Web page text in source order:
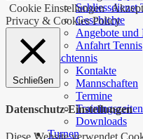
Schliessdienst
Geschichte
Angebote und
Anfahrt Tennis
Tischtennis
Kontakte
Mannschaften
Termine
Trainingszeiten
Downloads
Turnen
Cookie Einstellungen
Privacy & Cookies Policy
Schließen
Datenschutz-Einstellungen
Diese Website verwendet